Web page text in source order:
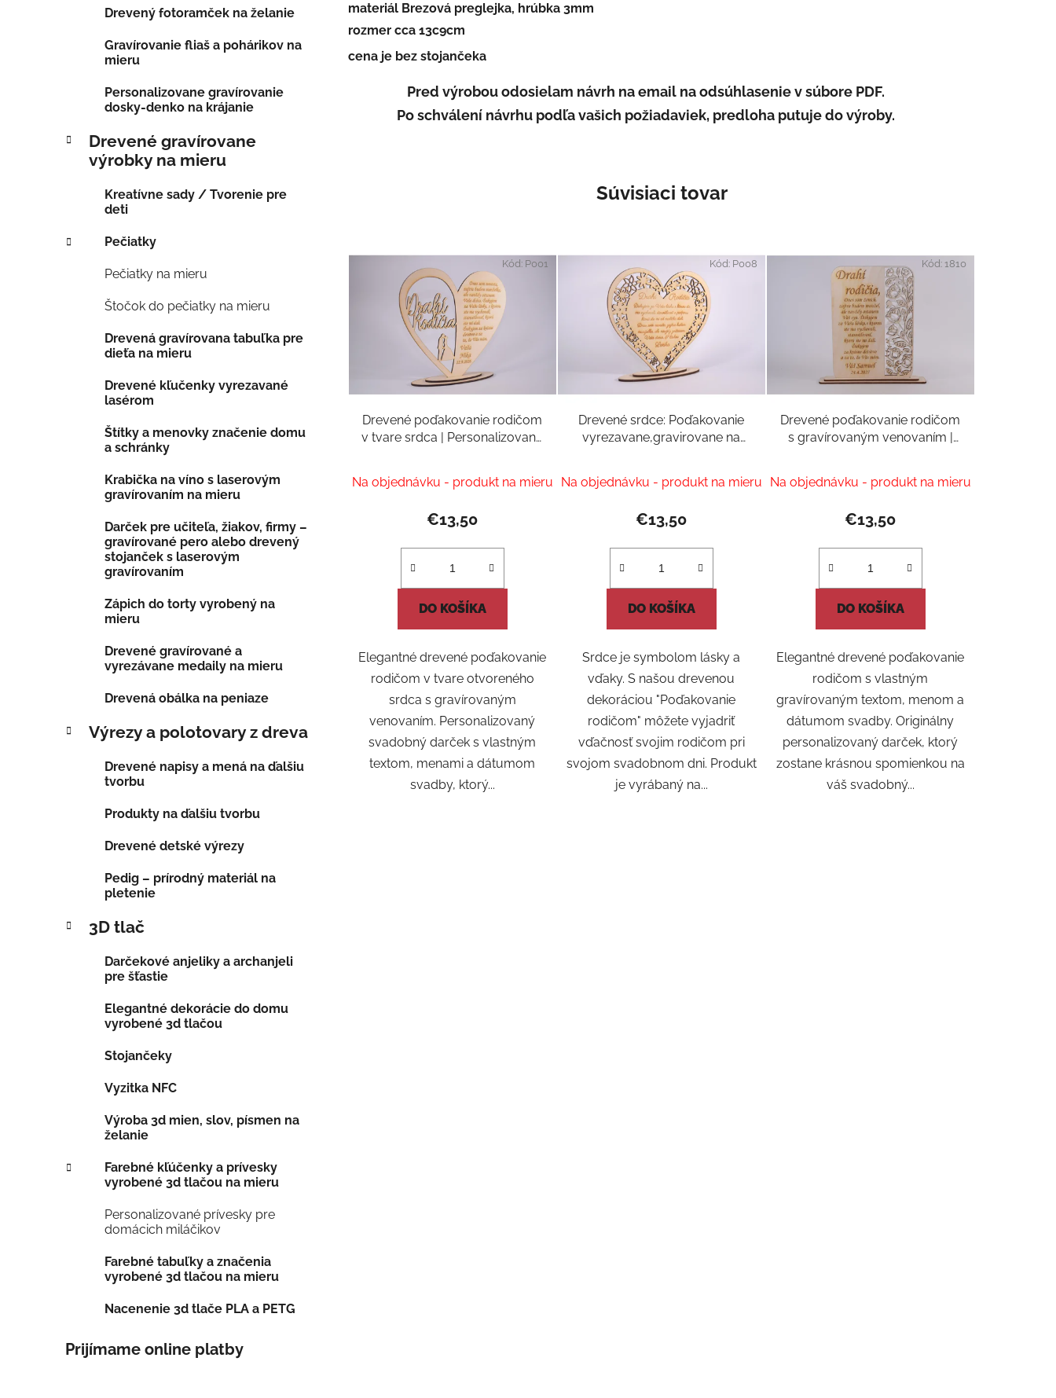
Drevený fotoramček na želanie
Gravírovanie fliaš a pohárikov na
mieru
Personalizovane gravírovanie
dosky-denko na krájanie
Drevené gravírovane
výrobky na mieru
Kreatívne sady / Tvorenie pre
deti
Pečiatky
Pečiatky na mieru
Štočok do pečiatky na mieru
Drevená gravírovana tabuľka pre
dieťa na mieru
Drevené kľučenky vyrezavané
lasérom
Štítky a menovky značenie domu
a schránky
Krabička na víno s laserovým
gravírovaním na mieru
Darček pre učiteľa, žiakov, firmy –
gravírované pero alebo drevený
stojanček s laserovým
gravírovaním
Zápich do torty vyrobený na
mieru
Drevené gravírované a
vyrezávane medaily na mieru
Drevená obálka na peniaze
Výrezy a polotovary z dreva
Drevené napisy a mená na ďalšiu
tvorbu
Produkty na ďalšiu tvorbu
Drevené detské výrezy
Pedig – prírodný materiál na
pletenie
3D tlač
Darčekové anjeliky a archanjeli
pre šťastie
Elegantné dekorácie do domu
vyrobené 3d tlačou
Stojančeky
Vyzitka NFC
Výroba 3d mien, slov, písmen na
želanie
Farebné kľúčenky a prívesky
vyrobené 3d tlačou na mieru
Personalizované prívesky pre
domácich miláčikov
Farebné tabuľky a značenia
vyrobené 3d tlačou na mieru
Nacenenie 3d tlače PLA a PETG
Prijímame online platby
materiál Brezová preglejka, hrúbka 3mm
rozmer cca 13c9cm
cena je bez stojančeka
Pred výrobou odosielam návrh na email na odsúhlasenie v súbore PDF.
Po schválení návrhu podľa vašich požiadaviek, predloha putuje do výroby.
Súvisiaci tovar
Drevené poďakovanie rodičom
v tvare srdca | Personalizovaný
hodnotenie
je
5,0
z
hviezdičiek.
Na objednávku - produkt na mieru
€13,50
DO KOŠÍKA
Elegantné drevené poďakovanie
rodičom v tvare otvoreného
srdca s gravírovaným
venovaním. Personalizovaný
svadobný darček s vlastným
textom, menami a dátumom
svadby, ktorý...
Kód: P001
Drevené srdce: Poďakovanie
vyrezavane,gravirovane na
Na objednávku - produkt na mieru
€13,50
DO KOŠÍKA
Srdce je symbolom lásky a
vďaky. S našou drevenou
dekoráciou "Poďakovanie
rodičom" môžete vyjadriť
vďačnosť svojim rodičom pri
svojom svadobnom dni. Produkt
je vyrábaný na...
Kód: P008
Drevené poďakovanie rodičom
s gravírovaným venovaním |
Na objednávku - produkt na mieru
€13,50
DO KOŠÍKA
Elegantné drevené poďakovanie
rodičom s vlastným
gravírovaným textom, menom a
dátumom svadby. Originálny
personalizovaný darček, ktorý
zostane krásnou spomienkou na
váš svadobný...
Kód:1810